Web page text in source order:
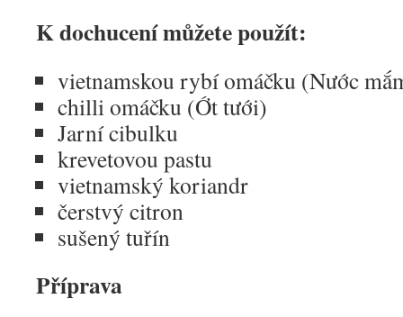
K dochucení můžete použít:
vietnamskou rybí omáčku (Nước
chilli omáčku (Ớt tưới)
Jarní cibulku
krevetovou pastu
vietnamský koriandr
čerstvý citron
sušený tuřín
Příprava